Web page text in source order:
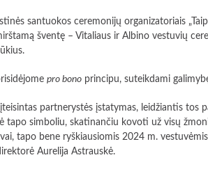
santuokos ceremonijų organizatoriais
šventę – Vitaliaus ir Albino vestuvių
pro bono principu, suteikdami
partnerystės įstatymas, leidžiantis
simboliu, skatinančiu kovoti už visų
tapo bene ryškiausiomis 2024 m.
Aurelija Astrauskė.